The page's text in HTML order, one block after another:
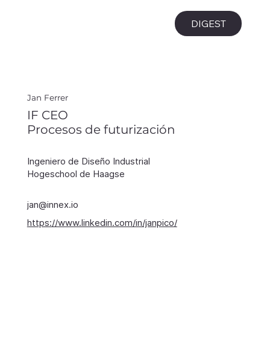
DIGEST
Jan Ferrer
IF CEO
Procesos de futurización
Ingeniero de Diseño Industrial
Hogeschool de Haagse
jan@innex.io
https://www.linkedin.com/in/janpico/